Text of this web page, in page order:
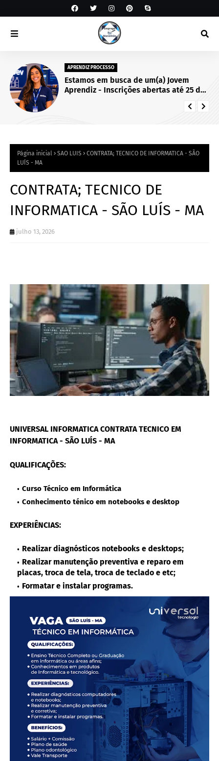
APRENDIZ PROCESSO
Estamos em busca de um(a) Jovem
Aprendiz - Inscrições abertas até 25 de
Página inicial SAO LUIS
CONTRATA; TECNICO DE INFORMATICA - SÃO
LUÍS - MA
CONTRATA; TECNICO DE
INFORMATICA - SÃO LUÍS - MA
julho 13, 2026
UNIVERSAL INFORMATICA CONTRATA TECNICO EM
INFORMATICA - SÃO LUÍS - MA
QUALIFICAÇÕES:
Curso Técnico em Informática
Conhecimento ténico em notebooks e desktop
EXPERIÊNCIAS:
Realizar diagnósticos notebooks e desktops;
Realizar manutenção preventiva e reparo em
placas, troca de tela, troca de teclado e etc;
Formatar e instalar programas.